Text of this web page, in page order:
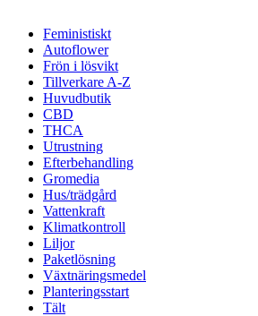
Feministiskt
Autoflower
Frön i lösvikt
Tillverkare A-Z
Huvudbutik
CBD
THCA
Utrustning
Efterbehandling
Gromedia
Hus/trädgård
Vattenkraft
Klimatkontroll
Liljor
Paketlösning
Växtnäringsmedel
Planteringsstart
Tält